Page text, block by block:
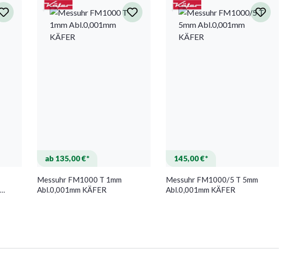
ab 135,00 €*
Messuhr FM1000 T 1mm
Abl.0,001mm KÄFER
145,00 €*
Messuhr FM1000/5 T 5mm
Abl.0,001mm KÄFER